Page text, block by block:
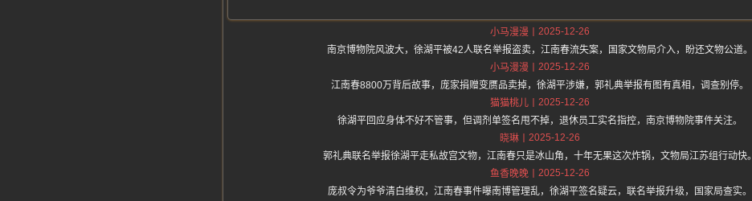
小马漫漫
2025-12-26
南京博物院风波大，徐湖平被42人联名举报盗卖，江南春流失案，国家文物局介入，盼还文物公道。
小马漫漫
2025-12-26
江南春8800万背后故事，庞家捐赠变赝品卖掉，徐湖平涉嫌，郭礼典举报有图有真相，调查别停。
猫猫桃儿
2025-12-26
徐湖平回应身体不好不管事，但调剂单签名甩不掉，退休员工实名指控，南京博物院事件关注。
晓琳
2025-12-26
郭礼典联名举报徐湖平走私故宫文物，江南春只是冰山角，十年无果这次炸锅，文物局江苏组行动快。
鱼香晚晚
2025-12-26
庞叔令为爷爷清白维权，江南春事件曝南博管理乱，徐湖平签名疑云，联名举报升级，国家局查实。